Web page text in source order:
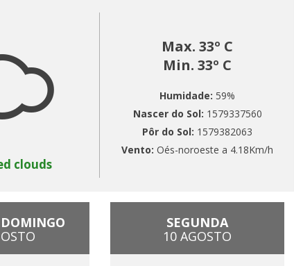
clouds
Max. 33º C
Min. 33º C
Humidade: 59%
Nascer do Sol: 1579337560
Pôr do Sol: 1579382063
Vento: Oés-noroeste a 4.18Km/h
SEGUNDA
10 AGOSTO